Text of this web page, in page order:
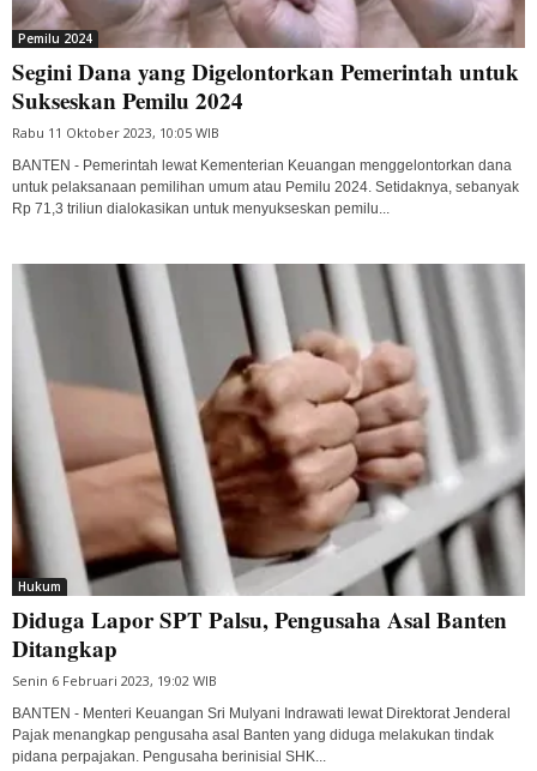
Pemilu 2024
Segini Dana yang Digelontorkan Pemerintah untuk
Sukseskan Pemilu 2024
Rabu 11 Oktober 2023, 10:05 WIB
BANTEN - Pemerintah lewat Kementerian Keuangan menggelontorkan dana
untuk pelaksanaan pemilihan umum atau Pemilu 2024. Setidaknya, sebanyak
Rp 71,3 triliun dialokasikan untuk menyukseskan pemilu...
Hukum
Diduga Lapor SPT Palsu, Pengusaha Asal Banten
Ditangkap
Senin 6 Februari 2023, 19:02 WIB
BANTEN - Menteri Keuangan Sri Mulyani Indrawati lewat Direktorat Jenderal
Pajak menangkap pengusaha asal Banten yang diduga melakukan tindak
pidana perpajakan. Pengusaha berinisial SHK...